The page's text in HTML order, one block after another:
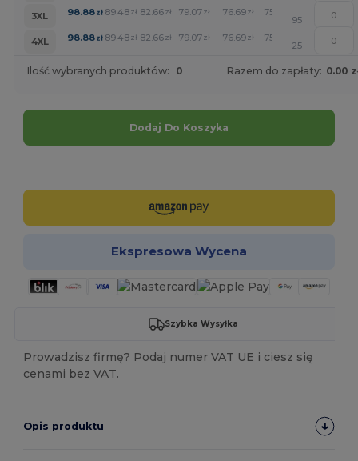
3XL
98.88zł 89.48zł 82.66zł 79.07zł 76.69zł 75.48
95
4XL
98.88zł 89.48zł 82.66zł 79.07zł 76.69zł 75.48
25
Ilość wybranych produktów: 0 Razem do zapłaty: 0.00
Dodaj Do Koszyka
Ekspresowa Wycena
Szybka Wysyłka
Prowadzisz firmę? Podaj numer VAT UE i ciesz się
cenami bez VAT.
Opis produktu